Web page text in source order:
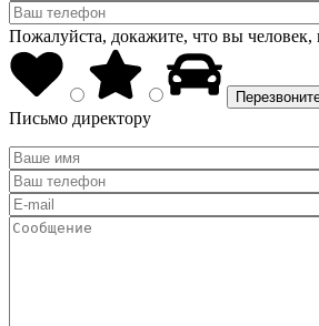
Пожалуйста, докажите, что вы человек,
Письмо директору